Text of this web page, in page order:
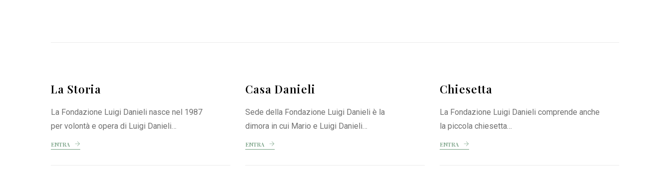
La Storia
La Fondazione Luigi Danieli nasce nel 1987
per volontà e opera di Luigi Danieli…
ENTRA
Casa Danieli
Sede della Fondazione Luigi Danieli è la
dimora in cui Mario e Luigi Danieli…
ENTRA
Chiesetta
La Fondazione Luigi Danieli comprende anche
la piccola chiesetta…
ENTRA